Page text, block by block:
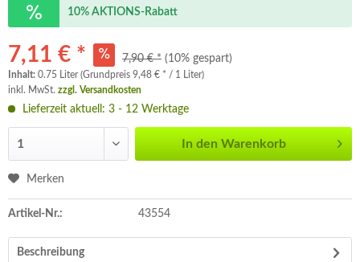
10% AKTIONS-Rabatt
7,11 € * 7,90 € * (10% gespart)
Inhalt: 0.75 Liter (Grundpreis 9,48 € * / 1 Liter)
inkl. MwSt. zzgl. Versandkosten
Lieferzeit aktuell: 3 - 12 Werktage
In den Warenkorb
Merken
Artikel-Nr.: 43554
Beschreibung